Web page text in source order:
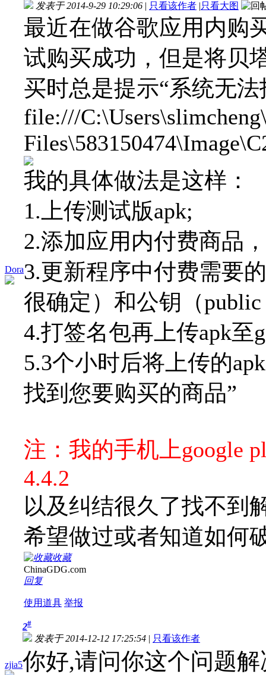
Dora
发表于 2014-9-29 10:29:06 | 只看该作者 |只看大图
最近在做谷歌应用内购
试购买成功，但是将贝
买时总是提示“系统无
file:///
我的具体做法是这样：
1.上传测试版apk;
2.添加应用内付费商品
3.更新程序中付费需要
很确定）和公钥（public
4.打签名包再上传apk至
5.3个小时后将上传的
找到您要购买的商品”
注：我的手机上google
4.4.2
以及纠结很久了找不到
希望做过或者知道如何
收藏
ChinaGDG.com
回复
使用道具 举报
zjia5
2#
发表于 2014-12-12 17:25:54 | 只看该作者
你好,请问你这个问题